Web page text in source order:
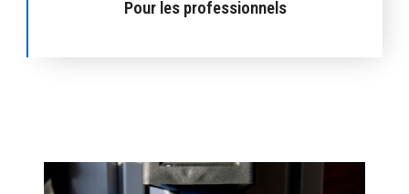
Pour les professionnels